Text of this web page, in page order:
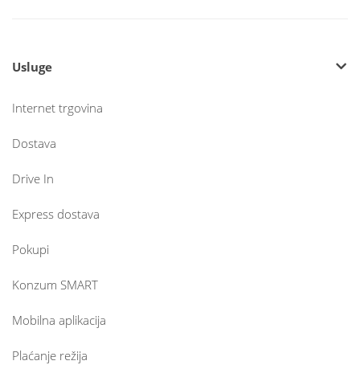
Usluge
Internet trgovina
Dostava
Drive In
Express dostava
Pokupi
Konzum SMART
Mobilna aplikacija
Plaćanje režija